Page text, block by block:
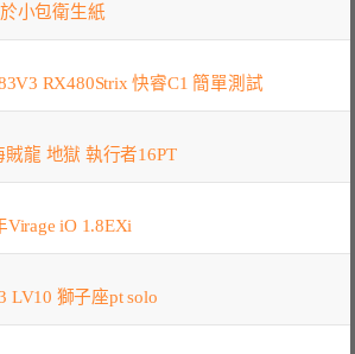
小包衛生紙
RX480Strix 快睿C1 簡單測試
龍 地獄 執行者16PT
Virage iO 1.8EXi
LV10 獅子座pt solo